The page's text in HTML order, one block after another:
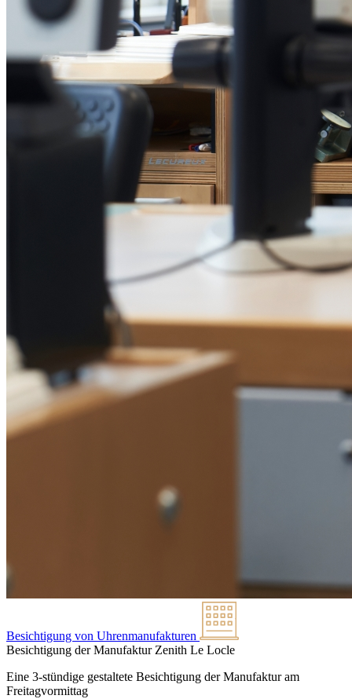
Besichtigung von Uhrenmanufakturen
Besichtigung der Manufaktur Zenith Le Locle
Eine 3-stündige gestaltete Besichtigung der Manufaktur am
Freitagvormittag